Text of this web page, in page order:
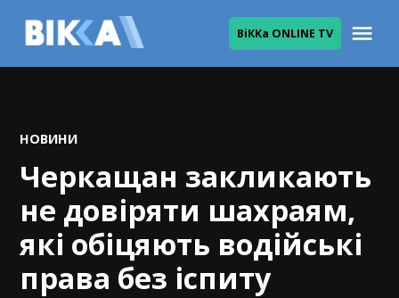
ВіККа ONLINE TV
POSTED
НОВИНИ
Черкащан закликають
не довіряти шахраям,
які обіцяють водійські
права без іспиту